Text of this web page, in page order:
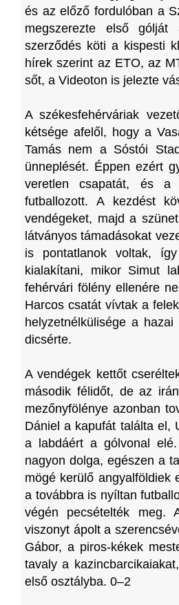
és az előző fordulóban a
megszerezte első
szerződés köti a kispesti
hírek szerint az ETO, az
sőt, a Videoton is jelezte
A székesfehérváriak
kétsége afelől, hogy a
Tamás nem a Sóstói
ünneplését. Éppen ezért
veretlen csapatát, és a
futballozott. A kezdést
vendégeket, majd a
látványos támadásokat
is pontatlanok voltak,
kialakítani, mikor Simut
fehérvári fölény ellenére
Harcos csatát vívtak a
helyzetnélkülisége a
dicsérte.
A vendégek kettőt
második félidőt, de az
mezőnyfölénye azonban
Dániel a kapufát találta el,
a labdáért a gólvonal
nagyon dolga, egészen a
mögé kerülő angyalföldiek
a továbbra is nyíltan
végén pecsételték meg.
viszonyt ápolt a
Gábor, a piros-kékek
tavaly a
első osztályba. 0–2